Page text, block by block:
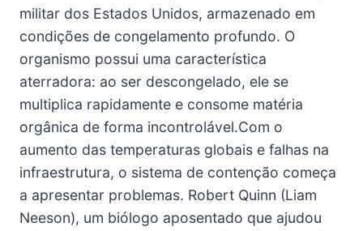
militar dos Estados Unidos, armazenado em
condições de congelamento profundo. O
organismo possui uma característica
aterradora: ao ser descongelado, ele se
multiplica rapidamente e consome matéria
orgânica de forma incontrolável.Com o
aumento das temperaturas globais e falhas na
infraestrutura, o sistema de contenção começa
a apresentar problemas. Robert Quinn (Liam
Neeson), um biólogo aposentado que ajudou